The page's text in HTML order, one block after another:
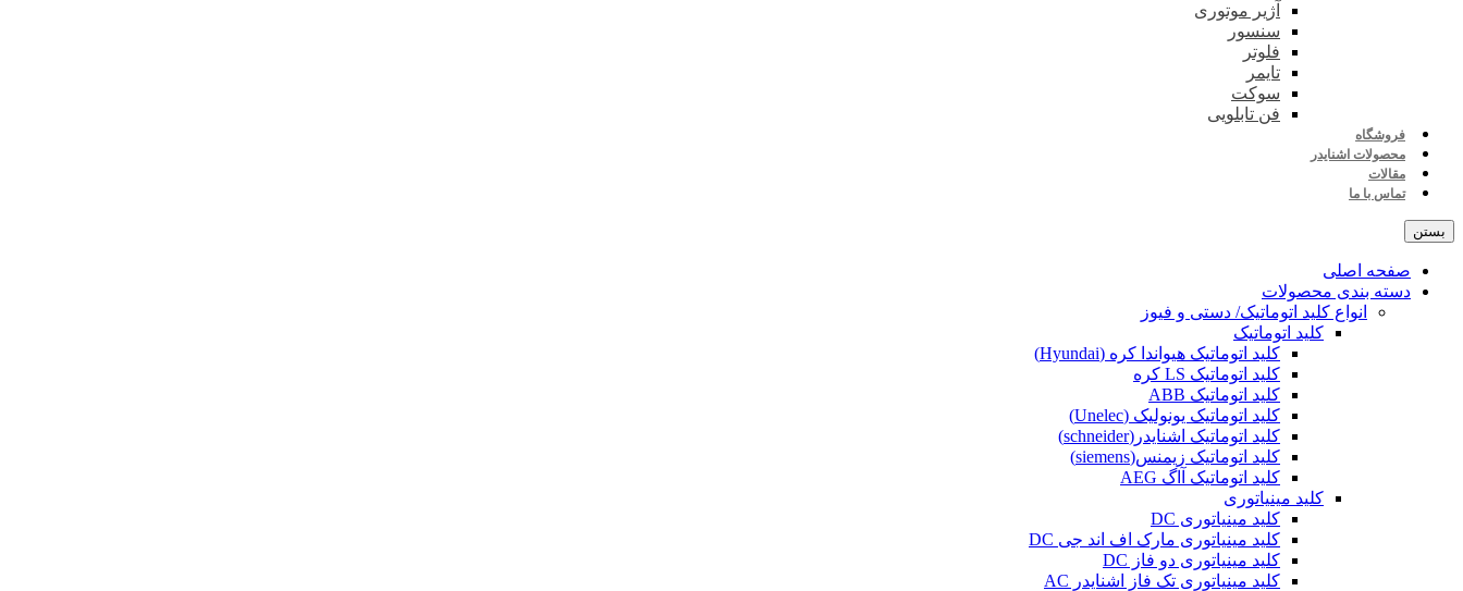
آژیر موتوری
سنسور
فلوتر
تایمر
سوکت
فن تابلویی
فروشگاه
محصولات اشنایدر
مقالات
تماس با ما
بستن
صفحه اصلی
دسته بندی محصولات
انواع کلید اتوماتیک/ دستی و فیوز
کلید اتوماتیک
کلید اتوماتیک هیواندا کره (Hyundai)
کلید اتوماتیک LS کره
کلید اتوماتیک ABB
کلید اتوماتیک یونولیک (Unelec)
کلید اتوماتیک اشنایدر(schneider)
کلید اتوماتیک زیمنس(siemens)
کلید اتوماتیک آاگ AEG
کلید مینیاتوری
کلید مینیاتوری DC
کلید مینیاتوری مارک اف اند جی DC
کلید مینیاتوری دو فاز DC
کلید مینیاتوری تک فاز اشنایدر AC